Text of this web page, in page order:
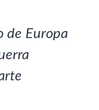
de Europa